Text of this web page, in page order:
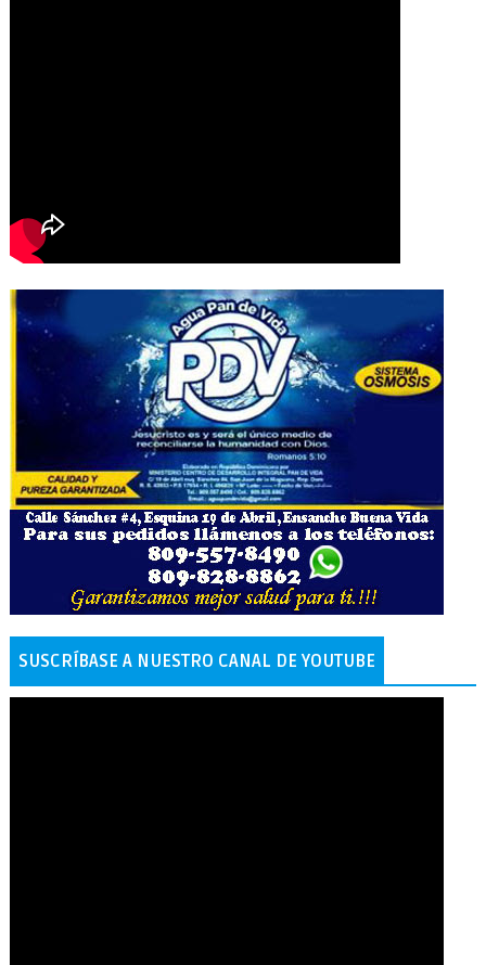
SUSCRÍBASE A NUESTRO CANAL DE YOUTUBE